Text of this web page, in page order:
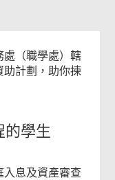
處（職學處）轄
助計劃，助你揀
的學生
入息及資產審查